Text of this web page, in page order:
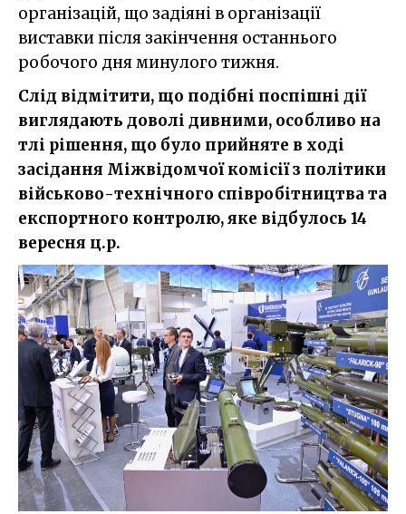
організацій, що задіяні в організації
виставки після закінчення останнього
робочого дня минулого тижня.
Слід відмітити, що подібні поспішні дії
виглядають доволі дивними, особливо на
тлі рішення, що було прийняте в ході
засідання Міжвідомчої комісії з політики
військово-технічного співробітництва та
експортного контролю, яке відбулось 14
вересня ц.р.